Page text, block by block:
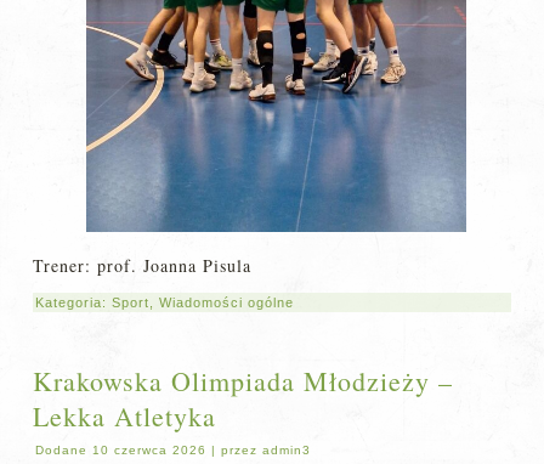
Trener: prof. Joanna Pisula
Kategoria:Sport ,Wiadomości ogólne
Krakowska Olimpiada Młodzieży –
Lekka Atletyka
Dodane 10 czerwca 2026 |przez admin3